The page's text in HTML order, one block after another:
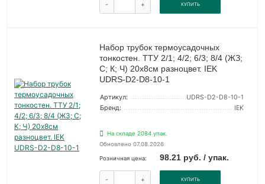
- + КУПИТЬ
Набор трубок термоусадочных
тонкостен. ТТУ 2/1; 4/2; 6/3; 8/4 (ЖЗ;
С; К; Ч) 20х8см разноцвет. IEK
UDRS-D2-D8-10-1
Артикул:
UDRS-D2-D8-10-1
Бренд:
IEK
На складе 2084 упак.
Обновлено 07.08.2026
Розничная цена: 98.21 руб. / упак.
- + КУПИТЬ